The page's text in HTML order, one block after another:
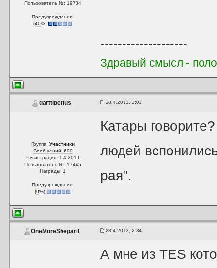
Пользователь №: 19734
Предупреждения:
(40%)
--------------------
Здравый смысл -
darttiberius 28.4.2013, 2:03
Группа: Участники
Сообщений: 699
Регистрация: 1.4.2010
Пользователь №: 17445
Награды: 1
Предупреждения:
(0%)
Катары
людей
рая".
OneMoreShepard 28.4.2013, 2:34
А мне из TES